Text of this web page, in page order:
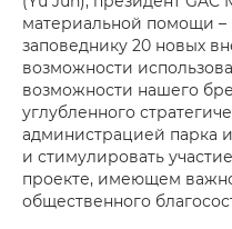
материальной помощи –
заповеднику 20 новых
возможности
возможности нашего
углубленного
администрацией парка
и стимулировать
проекте, имеющем
общественного